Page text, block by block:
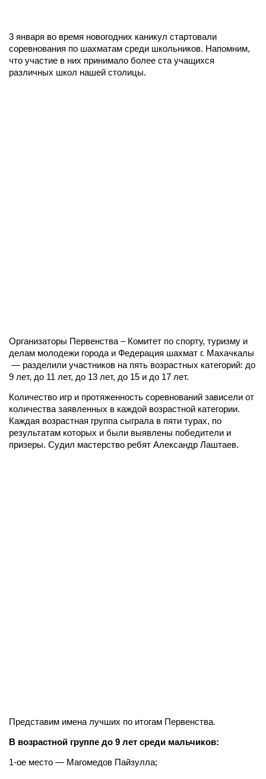
3 января во время новогодних каникул стартовали
соревнования по шахматам среди школьников. Напомним,
что участие в них принимало более ста учащихся
различных школ нашей столицы.
Организаторы Первенства – Комитет по спорту, туризму и
делам молодежи города и Федерация шахмат г. Махачкалы
— разделили участников на пять возрастных категорий: до
9 лет, до 11 лет, до 13 лет, до 15 и до 17 лет.
Количество игр и протяженность соревнований зависели от
количества заявленных в каждой возрастной категории.
Каждая возрастная группа сыграла в пяти турах, по
результатам которых и были выявлены победители и
призеры. Судил мастерство ребят Александр Лаштаев.
Представим имена лучших по итогам Первенства.
В возрастной группе до 9 лет среди мальчиков:
1-ое место — Магомедов Пайзулла;